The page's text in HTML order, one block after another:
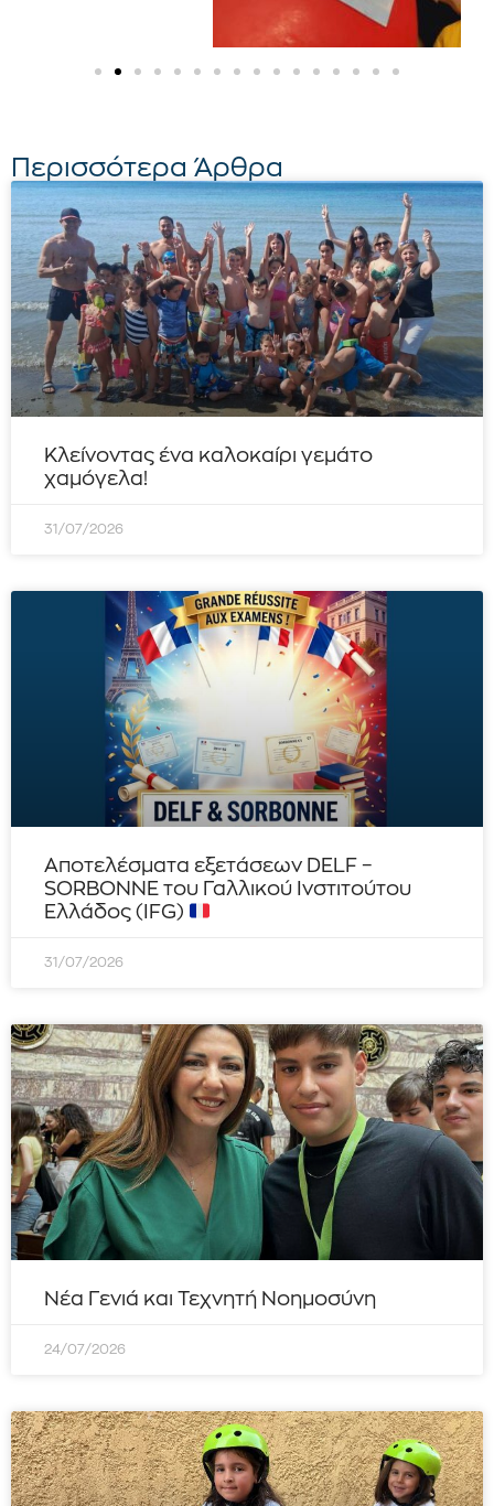
Περισσότερα Άρθρα
Κλείνοντας ένα καλοκαίρι γεμάτο
χαμόγελα!
31/07/2026
Αποτελέσματα εξετάσεων DELF –
SORBONNE του Γαλλικού Ινστιτούτου
Ελλάδος (IFG)
31/07/2026
Νέα Γενιά και Τεχνητή Νοημοσύνη
24/07/2026